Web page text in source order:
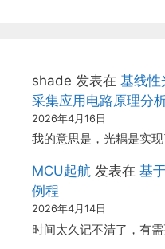
shade 发表在 基线性
采集应用电路原理分
2026年4月16日
我的意思是，光耦是实
MCU起航 发表在 基
例程
2026年4月14日
时间太久记不清了，有